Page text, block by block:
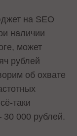
на SEO
наличии
может
рублей
об охвате
таки
000 рублей.